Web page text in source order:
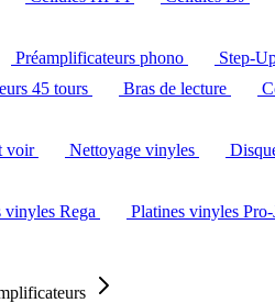
Préamplificateurs phono Step-
45 tours Bras de lecture
voir Nettoyage vinyles
vinyles Rega Platines vinyles Pro-